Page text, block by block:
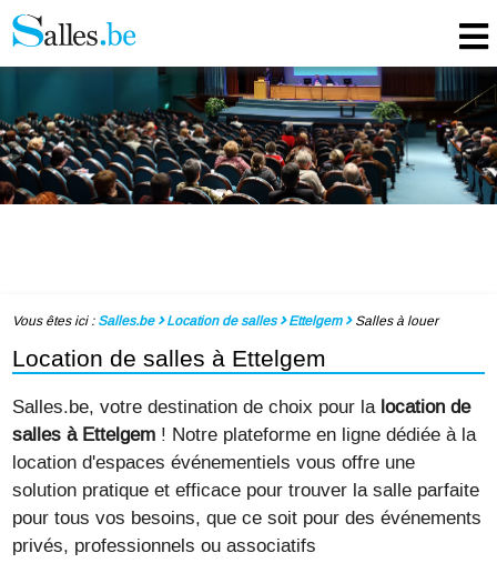
Vous êtes ici : Salles.be Location de salles Ettelgem Salles à louer
Location de salles à Ettelgem
Salles.be, votre destination de choix pour la location de
salles à Ettelgem ! Notre plateforme en ligne dédiée à la
location d'espaces événementiels vous offre une
solution pratique et efficace pour trouver la salle parfaite
pour tous vos besoins, que ce soit pour des événements
privés, professionnels ou associatifs